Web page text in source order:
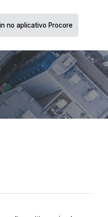
no aplicativo Procore